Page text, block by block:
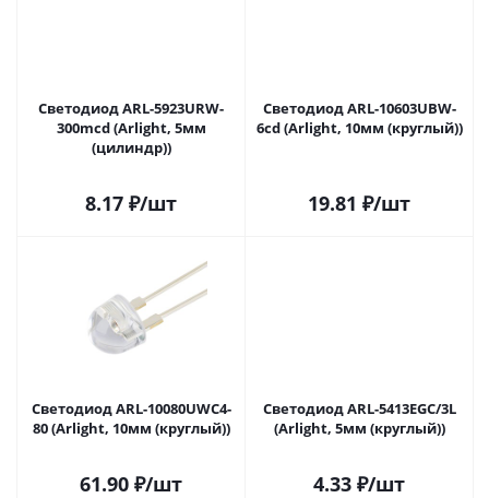
Светодиод ARL-5923URW-
300mcd (Arlight, 5мм
(цилиндр))
8.17 ₽/шт
Светодиод ARL-10603UBW-
6cd (Arlight, 10мм (круглый))
19.81 ₽/шт
Светодиод ARL-10080UWC4-
80 (Arlight, 10мм (круглый))
61.90 ₽/шт
Светодиод ARL-5413EGC/3L
(Arlight, 5мм (круглый))
4.33 ₽/шт